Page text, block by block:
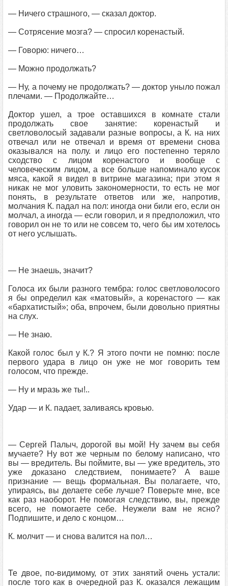
— Ничего страшного, — сказал доктор.
— Сотрясение мозга? — спросил коренастый.
— Говорю: ничего…
— Можно продолжать?
— Ну, а почему не продолжать? — доктор уныло пожал
плечами. — Продолжайте…
Доктор ушел, а трое оставшихся в комнате стали
продолжать свое занятие: коренастый и
светловолосый задавали разные вопросы, а К. на них
отвечал или не отвечал и время от времени снова
оказывался на полу. и лицо его постепенно теряло
сходство с лицом коренастого и вообще с
человеческим лицом, а все больше напоминало кусок
мяса, какой я видел в витрине магазина; при этом я
никак не мог уловить закономерности, то есть не мог
понять, в результате ответов или же, напротив,
молчания К. падал на пол: иногда они били его, если он
молчал, а иногда — если говорил, и я предположил, что
говорил он не то или не совсем то, чего бы им хотелось
от него услышать.
— Не знаешь, значит?
Голоса их были разного тембра: голос светловолосого
я бы определил как «матовый», а коренастого — как
«бархатистый»; оба, впрочем, были довольно приятны
на слух.
— Не знаю.
Какой голос был у К.? Я этого почти не помню: после
первого удара в лицо он уже не мог говорить тем
голосом, что прежде.
— Ну и мразь же ты!..
Удар — и К. падает, заливаясь кровью.
— Сергей Палыч, дорогой вы мой! Ну зачем вы себя
мучаете? Ну вот же черным по белому написано, что
вы — вредитель. Вы поймите, вы — уже вредитель, это
уже доказано следствием, понимаете? А ваше
признание — вещь формальная. Вы полагаете, что,
упираясь, вы делаете себе лучше? Поверьте мне, все
как раз наоборот. Не помогая следствию, вы, прежде
всего, не помогаете себе. Неужели вам не ясно?
Подпишите, и дело с концом…
К. молчит — и снова валится на пол…
Те двое, по-видимому, от этих занятий очень устали:
после того как в очередной раз К. оказался лежащим